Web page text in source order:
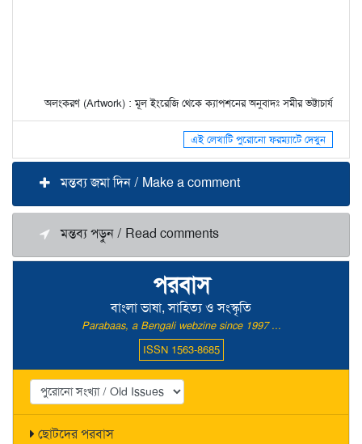
পরবাস
বাংলা ভাষা, সাহিত্য ও সংস্কৃতি
Parabaas, a Bengali webzine since 1997 ...
ISSN 1563-8685
ছোটদের পরবাস
অলংকরণ (Artwork) : মূল ইংরেজি থেকে ক্যাপশনের অনুবাদঃ সমীর ভট্টাচার্য
এই লেখাটি পুরোনো ফরম্যাটে দেখুন
মন্তব্য জমা দিন / Make a comment
মন্তব্য পড়ুন / Read comments